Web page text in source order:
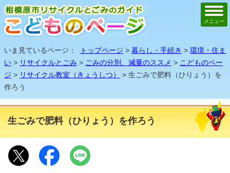
メニュー
いま見ているページ： トップページ > 暮らし・手続き > 環境・住ま
い > リサイクルとごみ > ごみの分別、減量のススメ > こどものペー
ジ > リサイクル教室（きょうしつ）
> 生ごみで肥料（ひりょう）を
作ろう
生ごみで肥料（ひりょう）を作ろう